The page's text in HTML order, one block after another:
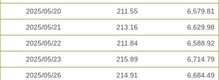
2025/05/20 211.55 6,579.81
2025/05/21 213.16 6,629.98
2025/05/22 211.84 6,588.92
2025/05/23 215.89 6,714.79
2025/05/26 214.91 6,684.49